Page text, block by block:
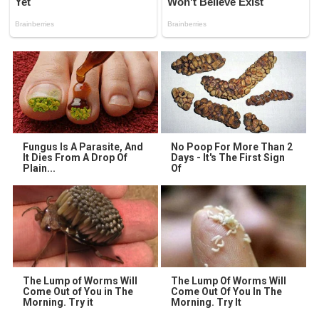
Fungus Is A Parasite, And
It Dies From A Drop Of
Plain...
No Poop For More Than 2
Days - It's The First Sign
Of
The Lump of Worms Will
Come Out of You in The
Morning. Try it
The Lump Of Worms Will
Come Out Of You In The
Morning. Try It